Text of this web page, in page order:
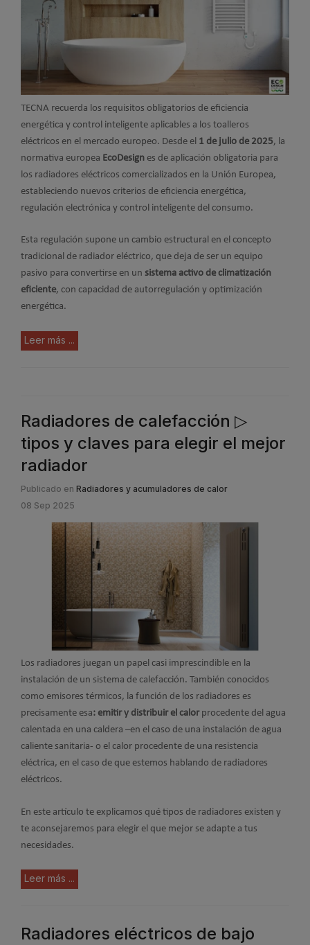
TECNA recuerda los requisitos obligatorios de eficiencia
energética y control inteligente aplicables a los toalleros
eléctricos en el mercado europeo. Desde el 1 de julio de 2025, la
normativa europea EcoDesign es de aplicación obligatoria para
los radiadores eléctricos comercializados en la Unión Europea,
estableciendo nuevos criterios de eficiencia energética,
regulación electrónica y control inteligente del consumo.
Esta regulación supone un cambio estructural en el concepto
tradicional de radiador eléctrico, que deja de ser un equipo
pasivo para convertirse en un sistema activo de climatización
eficiente, con capacidad de autorregulación y optimización
energética.
Leer más ...
Radiadores de calefacción ▷
tipos y claves para elegir el mejor
radiador
Publicado en Radiadores y acumuladores de calor
08 Sep 2025
Los radiadores juegan un papel casi imprescindible en la
instalación de un sistema de calefacción. También conocidos
como emisores térmicos, la función de los radiadores es
precisamente esa: emitir y distribuir el calorprocedente del agua
calentada en una caldera –en el caso de una instalación de agua
caliente sanitaria- o el calor procedente de una resistencia
eléctrica, en el caso de que estemos hablando de radiadores
eléctricos.
En este artículo te explicamos qué tipos de radiadores existen y
te aconsejaremos para elegir el que mejor se adapte a tus
necesidades.
Leer más ...
Radiadores eléctricos de bajo